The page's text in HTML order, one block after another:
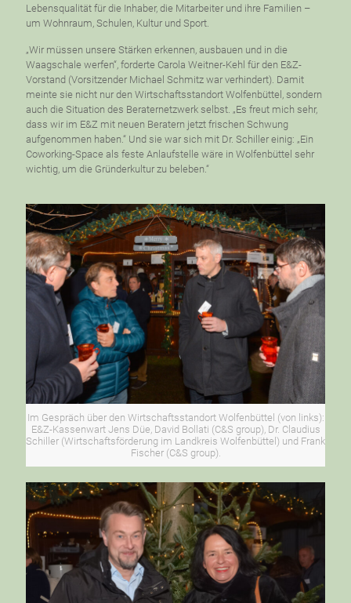
Lebensqualität für die Inhaber, die Mitarbeiter und ihre Familien –
um Wohnraum, Schulen, Kultur und Sport.
„Wir müssen unsere Stärken erkennen, ausbauen und in die
Waagschale werfen“, forderte Carola Weitner-Kehl für den E&Z-
Vorstand (Vorsitzender Michael Schmitz war verhindert). Damit
meinte sie nicht nur den Wirtschaftsstandort Wolfenbüttel, sondern
auch die Situation des Beraternetzwerk selbst. „Es freut mich sehr,
dass wir im E&Z mit neuen Beratern jetzt frischen Schwung
aufgenommen haben.“ Und sie war sich mit Dr. Schiller einig: „Ein
Coworking-Space als feste Anlaufstelle wäre in Wolfenbüttel sehr
wichtig, um die Gründerkultur zu beleben.“
Im Gespräch über den Wirtschaftsstandort Wolfenbüttel (von links):
E&Z-Kassenwart Jens Düe, David Bollati (C&S group), Dr. Claudius
Schiller (Wirtschaftsförderung im Landkreis Wolfenbüttel) und Frank
Fischer (C&S group).